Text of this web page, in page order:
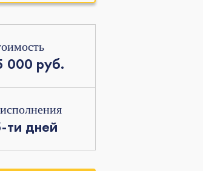
000 руб.
ти дней